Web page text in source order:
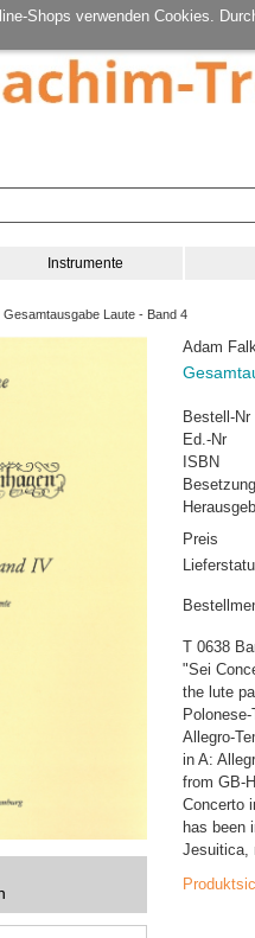
Shops verwenden Cookies.
Instrumente
Laute - Band 4
Adam
Bestell-Nr
Ed.-Nr
ISBN
Besetzung
Preis
T 0638
"Sei
the lute
Allegro-
in A:
from GB-
Concerto
has been
Jesuitica,